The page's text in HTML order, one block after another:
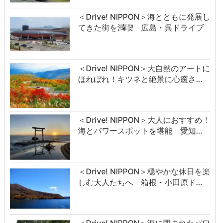
＜Drive! NIPPON＞海とともに発展し
てきた街を満喫 広島・呉ドライブ
＜Drive! NIPPON＞大自然のアートに
ほれぼれ！キツネと絶景に心癒さ…
＜Drive! NIPPON＞大人におすすめ！
海とパワースポットを堪能 愛知…
＜Drive! NIPPON＞穏やかな休日を楽
しむ大人たちへ 箱根・小田原ド…